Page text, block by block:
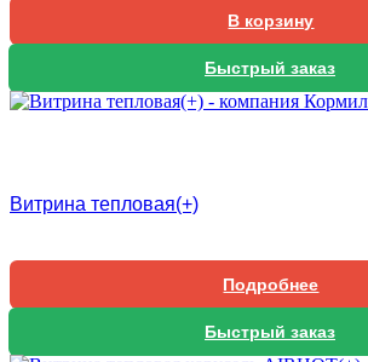
В корзину
Быстрый заказ
Витрина тепловая(+)
Подробнее
Быстрый заказ